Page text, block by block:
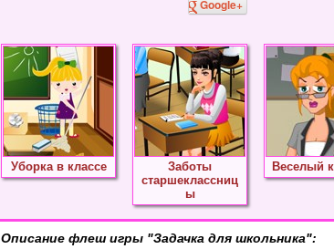
Google+
Уборка в классе
Заботы
старшеклассниц
ы
Веселый
Описание флеш игры "Задачка для школьника":